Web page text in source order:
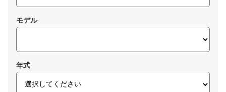
モデル
年式